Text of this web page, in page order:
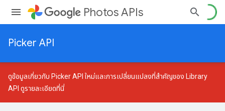
Photos APIs
Picker API
ดูข้อมูลเกี่ยวกับ Picker API ใหม่และการเปลี่ยนแปลงที่สำคัญของ Library
API ดูรายละเอียดที่นี่